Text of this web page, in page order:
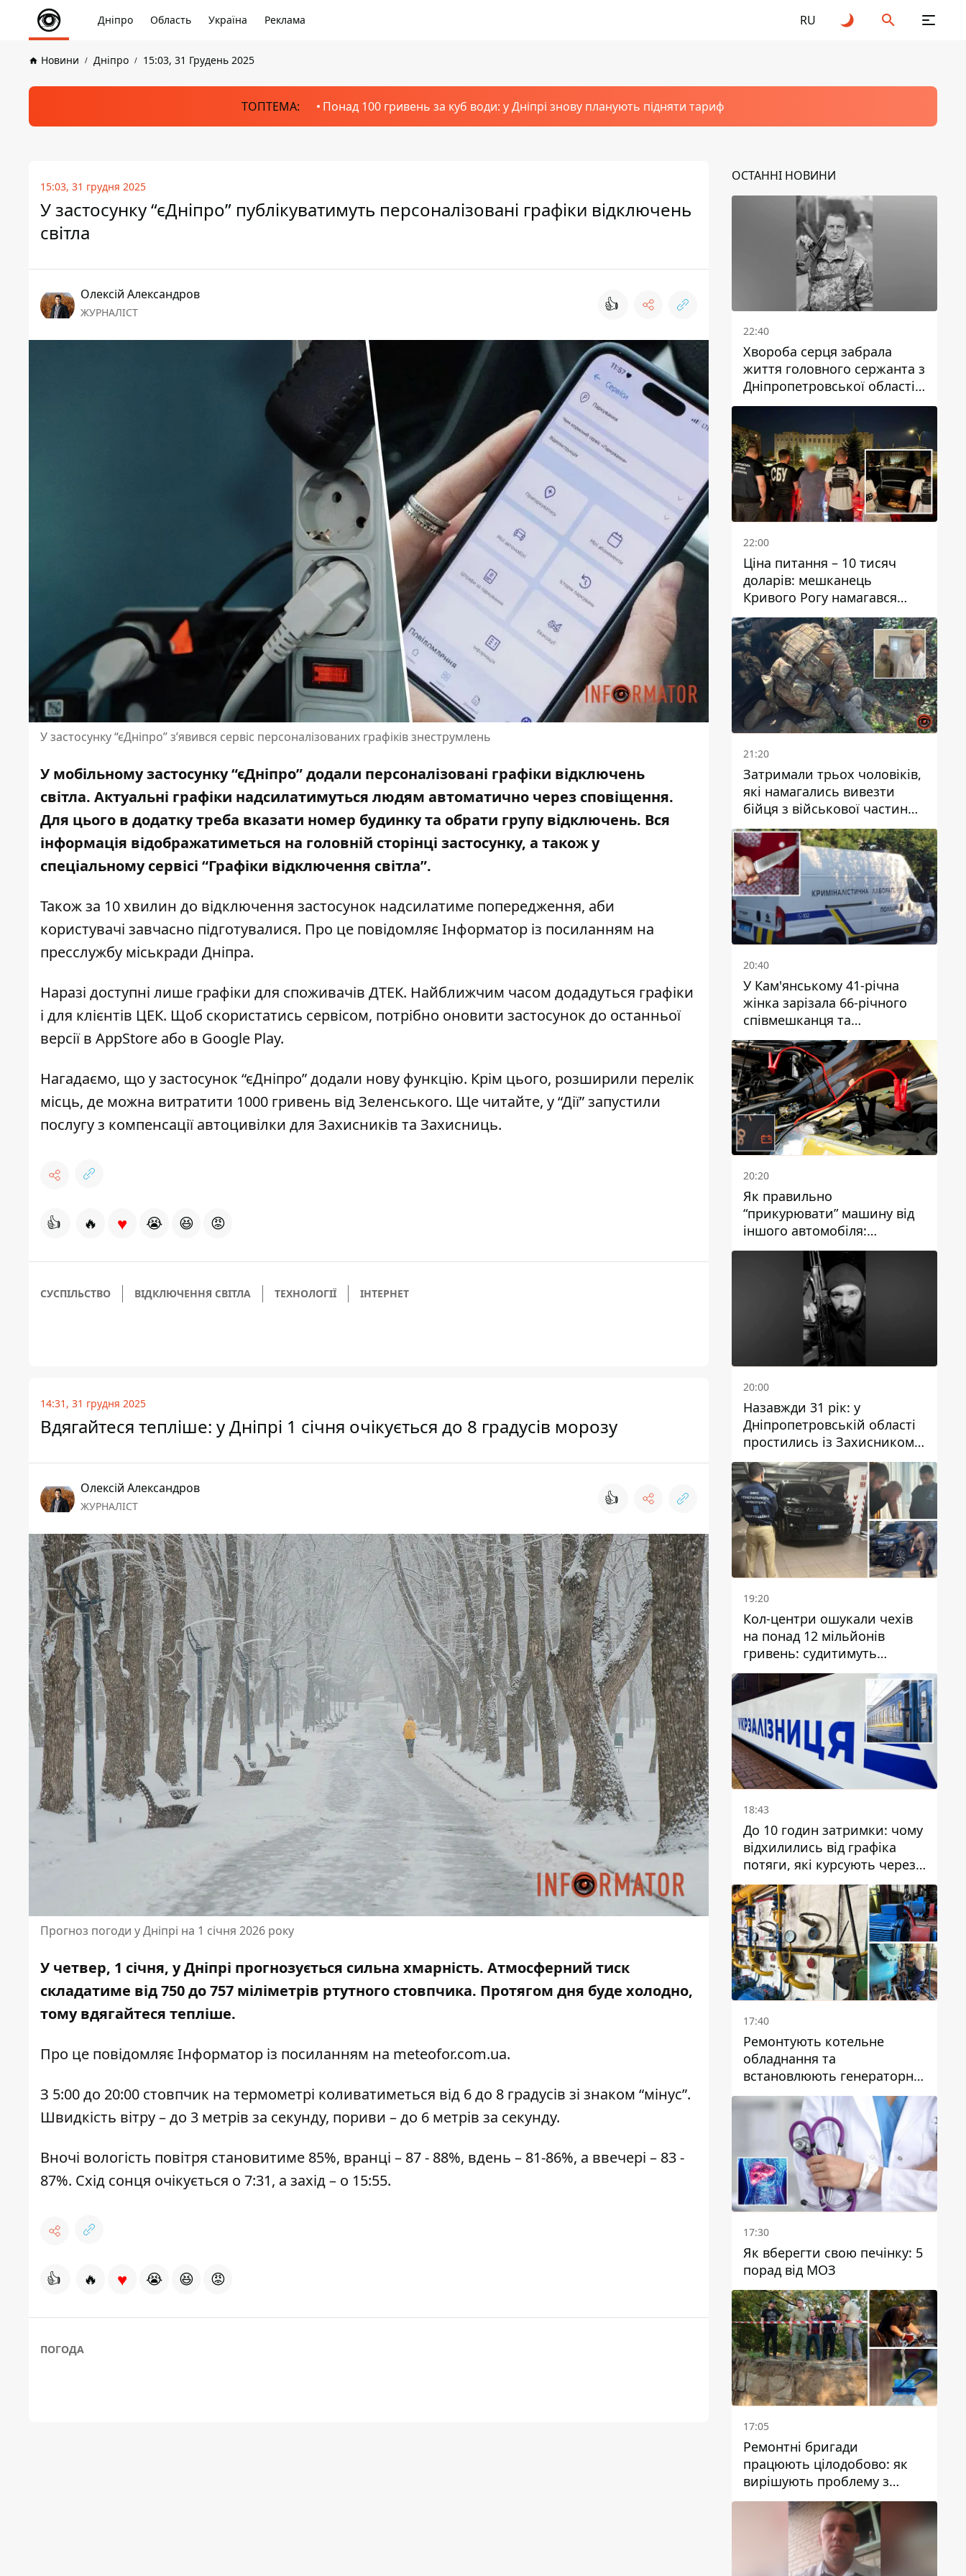
Дніпро Область Україна Реклама RU
Новини Дніпро 15:03, 31 Грудень 2025
ТОПТЕМА: Понад 100 гривень за куб води: у Дніпрі знову планують підняти тариф
15:03, 31 грудня 2025
У застосунку “єДніпро” публікуватимуть персоналізовані графіки відключень
світла
Олексій Александров
ЖУРНАЛІСТ 👍
У застосунку “єДніпро” з’явився сервіс персоналізованих графіків знеструмлень
У мобільному застосунку “єДніпро” додали персоналізовані графіки відключень
світла. Актуальні графіки надсилатимуться людям автоматично через сповіщення.
Для цього в додатку треба вказати номер будинку та обрати групу відключень. Вся
інформація відображатиметься на головній сторінці застосунку, а також у
спеціальному сервісі “Графіки відключення світла”.
Також за 10 хвилин до відключення застосунок надсилатиме попередження, аби
користувачі завчасно підготувалися. Про це повідомляє Інформатор із посиланням на
пресслужбу міськради Дніпра.
Наразі доступні лише графіки для споживачів ДТЕК. Найближчим часом додадуться графіки
і для клієнтів ЦЕК. Щоб скористатись сервісом, потрібно оновити застосунок до останньої
версії в AppStore або в Google Play.
Нагадаємо, що у застосунок “єДніпро” додали нову функцію. Крім цього, розширили перелік
місць, де можна витратити 1000 гривень від Зеленського. Ще читайте, у “Дії” запустили
послугу з компенсації автоцивілки для Захисників та Захисниць.
👍 🔥 ♥ 😭 😆 😡
СУСПІЛЬСТВО ВІДКЛЮЧЕННЯ СВІТЛА ТЕХНОЛОГІЇ ІНТЕРНЕТ
14:31, 31 грудня 2025
Вдягайтеся тепліше: у Дніпрі 1 січня очікується до 8 градусів морозу
Олексій Александров
ЖУРНАЛІСТ 👍
Прогноз погоди у Дніпрі на 1 січня 2026 року
У четвер, 1 січня, у Дніпрі прогнозується сильна хмарність. Атмосферний тиск
складатиме від 750 до 757 міліметрів ртутного стовпчика. Протягом дня буде холодно,
тому вдягайтеся тепліше.
Про це повідомляє Інформатор із посиланням на meteofor.com.ua.
З 5:00 до 20:00 стовпчик на термометрі коливатиметься від 6 до 8 градусів зі знаком “мінус”.
Швидкість вітру – до 3 метрів за секунду, пориви – до 6 метрів за секунду.
Вночі вологість повітря становитиме 85%, вранці – 87 - 88%, вдень – 81-86%, а ввечері – 83 -
87%. Схід сонця очікується о 7:31, а захід – о 15:55.
👍 🔥 ♥ 😭 😆 😡
ПОГОДА
ОСТАННІ НОВИНИ
22:40
Хвороба серця забрала
життя головного сержанта з
Дніпропетровської області
Юрія Свистуна
22:00
Ціна питання – 10 тисяч
доларів: мешканець
Кривого Рогу намагався
переправити чоловіка до
Словаччини
21:20
Затримали трьох чоловіків,
які намагались вивезти
бійця з військової частини
до Дніпра за 7 тисяч
доларів: серед них був лікар
20:40
У Кам'янському 41-річна
жінка зарізала 66-річного
співмешканця та
намагалась обманути
поліцейських
20:20
Як правильно
“прикурювати” машину від
іншого автомобіля:
інструкція для водіїв
20:00
Назавжди 31 рік: у
Дніпропетровській області
простились із Захисником
Олександром Рєпіним
19:20
Кол-центри ошукали чехів
на понад 12 мільйонів
гривень: судитимуть
дніпрянина, який
організував
транснаціональну злочинну
організацію
18:43
До 10 годин затримки: чому
відхилились від графіка
потяги, які курсують через
Дніпро та область
17:40
Ремонтують котельне
обладнання та
встановлюють генераторні
установки: як у Дніпрі
готуються до
опалювального сезону
17:30
Як вберегти свою печінку: 5
порад від МОЗ
17:05
Ремонтні бригади
працюють цілодобово: як
вирішують проблему з
водою у Марганецькій
громаді